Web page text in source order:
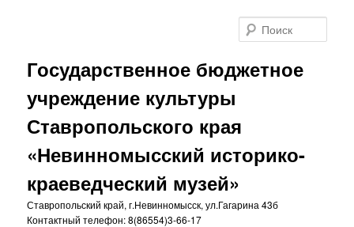
Государственное бюджетное
учреждение культуры
Ставропольского края
«Невинномысский историко-
краеведческий музей»
Ставропольский край, г.Невинномысск, ул.Гагарина 43б
Контактный телефон: 8(86554)3-66-17